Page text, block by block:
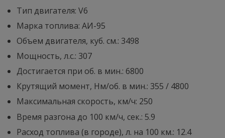
Тип двигателя: V6
Марка топлива: АИ-95
Объем двигателя, куб. см.: 3498
Мощность, л.с.: 307
Достигается при об. в мин.: 6800
Крутящий момент, Нм/об. в мин.: 355 / 4800
Максимальная скорость, км/ч: 250
Время разгона до 100 км/ч, сек.: 5.9
Расход топлива (в городе), л. на 100 км.: 12.4